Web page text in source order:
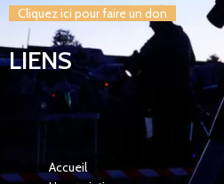
Cliquez ici pour faire un don
LIENS
Accueil